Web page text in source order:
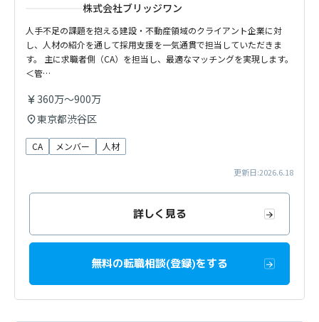
株式会社ブリッジワン
人手不足の課題を抱える建設・不動産領域のクライアント企業に対
し、人材の紹介を通して採用支援を一気通貫で担当していただきま
す。 主に求職者側（CA）を担当し、最適なマッチングを実現します。
＜管…
360万〜900万
東京都渋谷区
CA メンバー 人材
更新日:2026.6.18
詳しく見る
無料の転職相談(登録)をする